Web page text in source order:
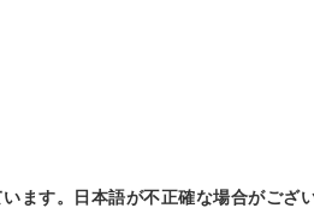
ます。日本語が不正確な場合がござい